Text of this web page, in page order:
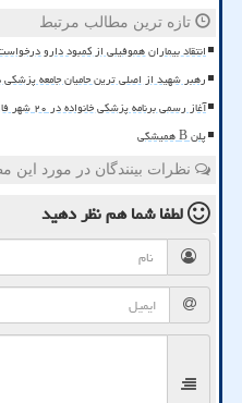
تازه ترین مطالب مرتبط
انتقاد بیماران هموفیلی از کمبود دارو
رهبر شهید از اصلی ترین حامیان جامعه
آغاز رسمی برنامه پزشکی خانواده در ۲۰ شهر فاز دوم
پلن B همیشگی
نظرات بینندگان در مورد این
لطفا شما همنظر دهید